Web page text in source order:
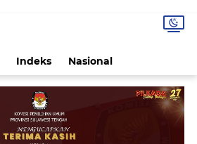
Indeks Nasional